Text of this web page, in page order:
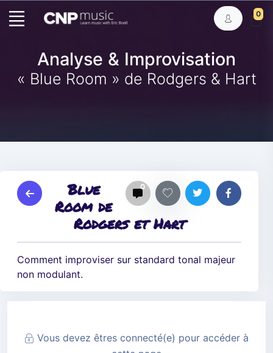
0
Analyse & Improvisation
« Blue Room » de Rodgers & Hart
0
Blue
Room de
Rodgers et Hart
Comment improviser sur standard tonal majeur
non modulant.
Vous devez êtres connecté(e) pour accéder à